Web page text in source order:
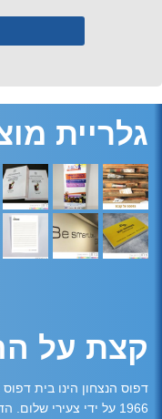
גלריית
קצת על
דפוס הנצחון הינו בית
1966 על ידי צעירי